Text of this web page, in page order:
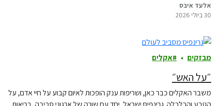
אלעד איבס
30 ביולי 2026
מבזקים אקלים
״על האש״
משבר האקלים כבר כאן, ושריפות ענק הופכות לאיום קבוע על חיי אדם, על